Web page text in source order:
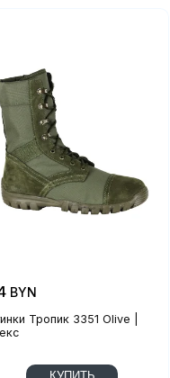
Тропик 3351 Olive |
BYN